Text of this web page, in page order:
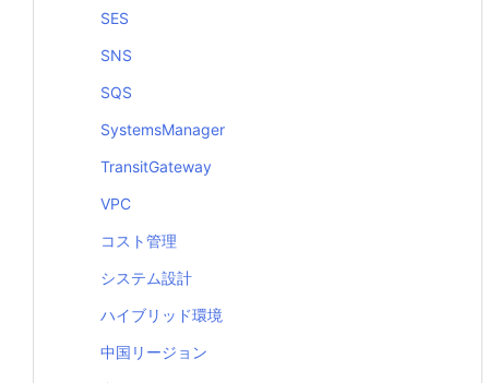
SES
SNS
SQS
SystemsManager
TransitGateway
VPC
コスト管理
システム設計
ハイブリッド環境
中国リージョン